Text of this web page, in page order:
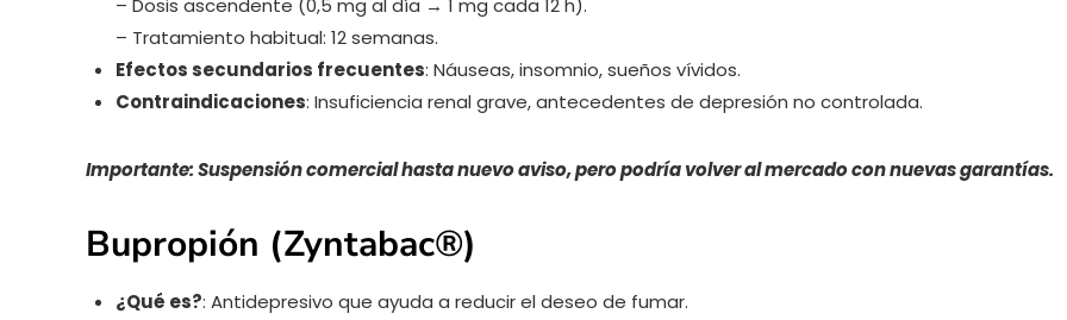
– Dosis ascendente (0,5 mg al día → 1 mg cada 12 h).
– Tratamiento habitual: 12 semanas.
Efectos secundarios frecuentes: Náuseas, insomnio, sueños vívidos.
Contraindicaciones: Insuficiencia renal grave, antecedentes de depresión no controlada.
Importante: Suspensión comercial hasta nuevo aviso, pero podría volver al mercado con nuevas garantías.
Bupropión (Zyntabac®)
¿Qué es?: Antidepresivo que ayuda a reducir el deseo de fumar.